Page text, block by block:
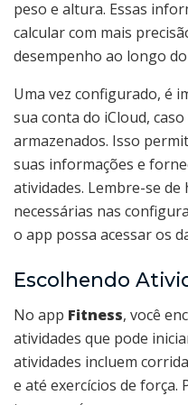
peso e altura. Essas
calcular com mais
desempenho ao longo
Uma vez configurado, é
sua conta do iCloud,
armazenados. Isso
suas informações e
atividades. Lembre-se
necessárias nas
o app possa acessar os
Escolhendo
No app Fitness, você
atividades que pode
atividades incluem
e até exercícios de força.